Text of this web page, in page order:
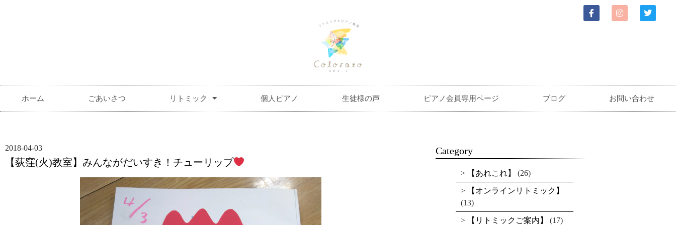
ホーム ごあいさつ リトミック 個人ピアノ 生徒様の声 ピアノ会員専用ページ ブログ お問い合わせ
2018-04-03
【荻窪(火)教室】みんながだいすき！チューリップ
Category
【あれこれ】 (26)
【オンラインリトミック】
(13)
【リトミックご案内】 (17)